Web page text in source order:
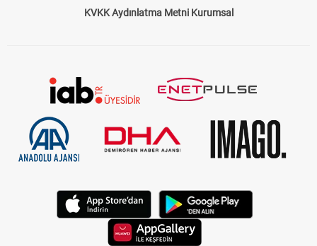
KVKK Aydınlatma Metni Kurumsal